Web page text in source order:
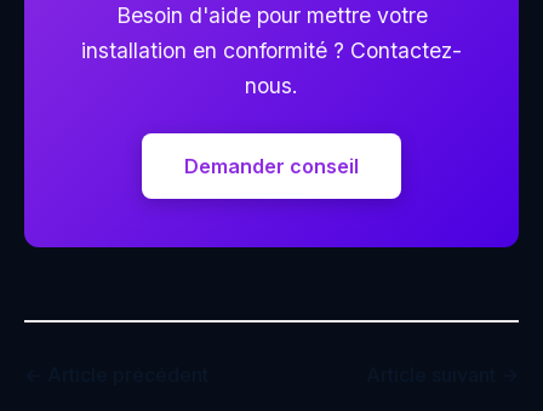
Besoin d'aide pour mettre votre
installation en conformité ? Contactez-
nous.
Demander conseil